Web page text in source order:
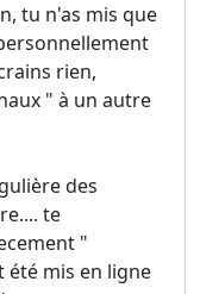
tu n'as mis que
rien,
" à un autre
des
te
"
mis en ligne